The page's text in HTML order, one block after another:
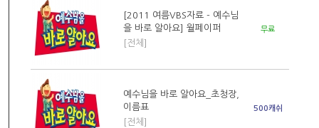
[2011 여름VBS자료 - 예수님
을 바로 알아요] 월페이퍼
[전체]
무료
예수님을 바로 알아요_초청장,
이름표
[전체]
500캐쉬